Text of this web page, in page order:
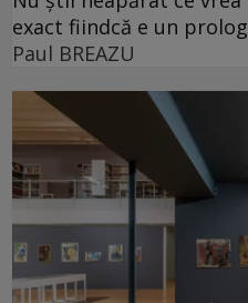
exact fiindcă e un
Paul BREAZU